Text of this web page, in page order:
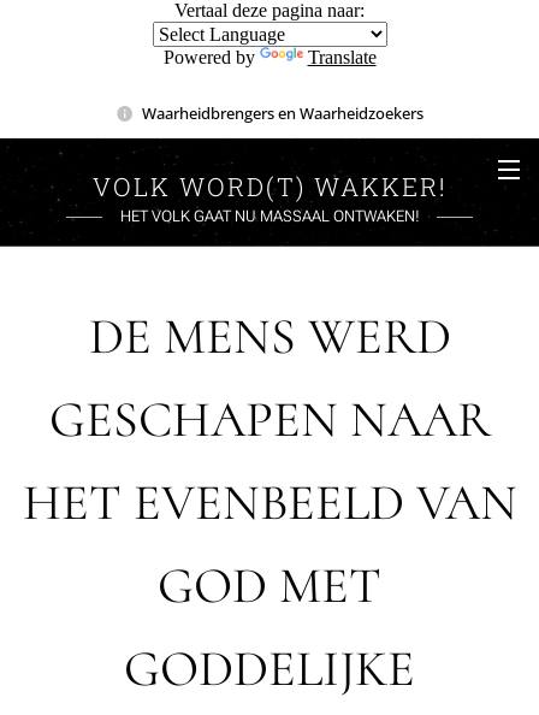
Vertaal deze pagina naar:
Powered by Translate
Waarheidbrengers en Waarheidzoekers
VOLK WORD(T) WAKKER!
HET VOLK GAAT NU MASSAAL ONTWAKEN!
DE MENS WERD
GESCHAPEN NAAR
HET EVENBEELD VAN
GOD MET
GODDELIJKE